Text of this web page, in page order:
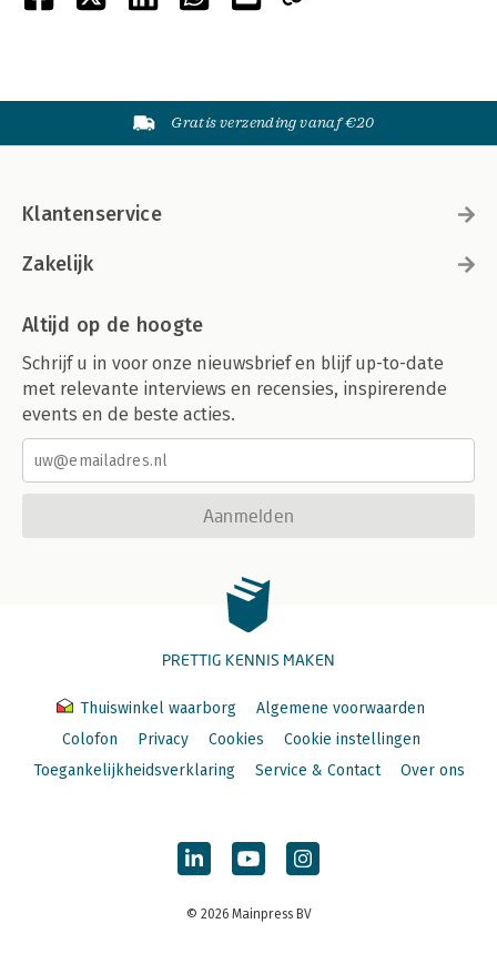
Gratis verzending vanaf €20
Klantenservice
Zakelijk
Altijd op de hoogte
Schrijf u in voor onze nieuwsbrief en blijf up-to-date
met relevante interviews en recensies, inspirerende
events en de beste acties.
Aanmelden
PRETTIG KENNIS MAKEN
Thuiswinkel waarborg
Algemene voorwaarden
Colofon
Privacy Cookies
Cookie instellingen
Toegankelijkheidsverklaring
Service & Contact Over ons
© 2026 Mainpress BV